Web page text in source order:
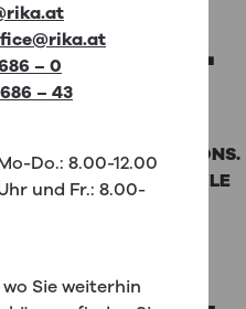
– 0
– 43
Do.: 8.00-12.00
und Fr.: 8.00-
Sie weiterhin
CHEM­
QUE NOUS SOUHAITONS.
AGRÉABLES AU STYLE